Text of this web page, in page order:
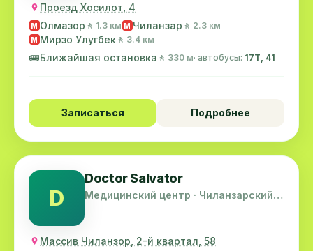
Проезд Хосилот, 4
M Олмазор 🚶 1.3 км M Чиланзар 🚶 2.3 км
M Мирзо Улугбек 🚶 3.4 км
🚌Ближайшая остановка 🚶 330 м· автобусы: 17T, 41
Записаться Подробнее
D
Doctor Salvator
Медицинский центр · Чиланзарский
Массив Чиланзор, 2-й квартал, 58